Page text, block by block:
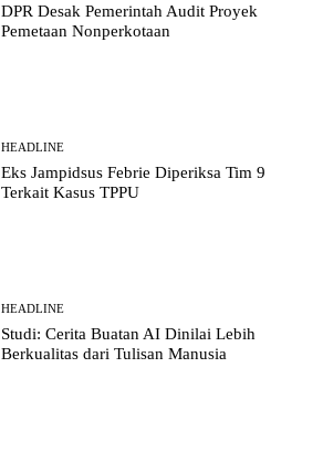
DPR Desak Pemerintah Audit Proyek
Pemetaan Nonperkotaan
HEADLINE
Eks Jampidsus Febrie Diperiksa Tim 9
Terkait Kasus TPPU
HEADLINE
Studi: Cerita Buatan AI Dinilai Lebih
Berkualitas dari Tulisan Manusia